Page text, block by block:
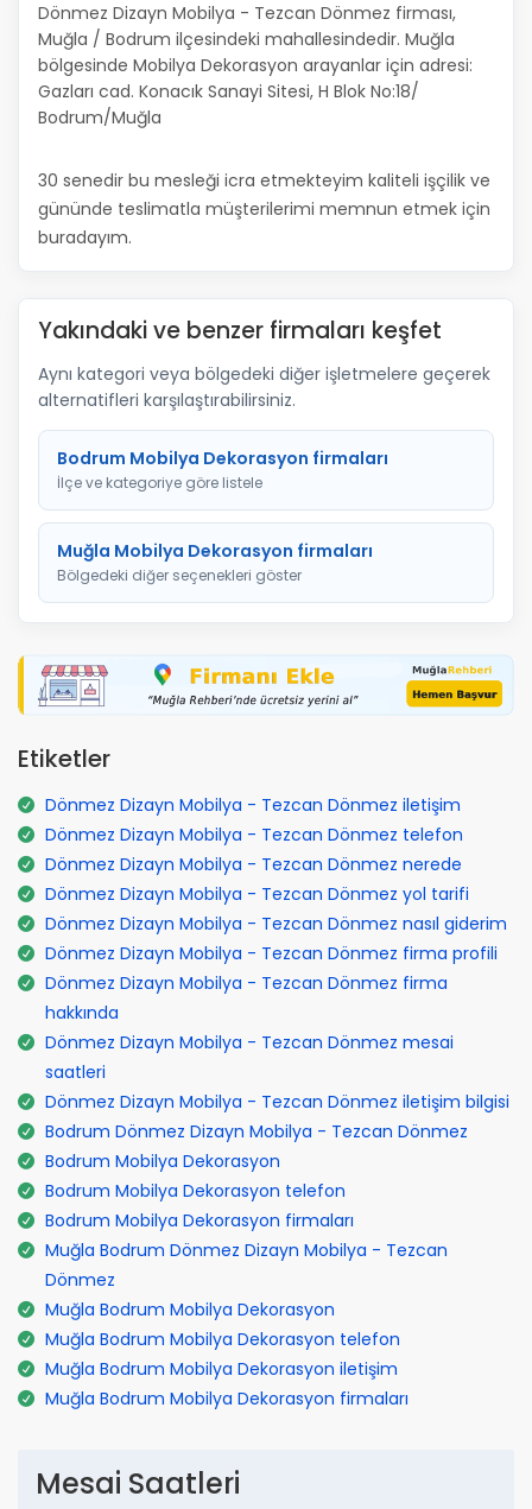
Dönmez Dizayn Mobilya - Tezcan Dönmez firması,
Muğla / Bodrum ilçesindeki mahallesindedir. Muğla
bölgesinde Mobilya Dekorasyon arayanlar için adresi:
Gazları cad. Konacık Sanayi Sitesi, H Blok No:18/
Bodrum/Muğla
30 senedir bu mesleği icra etmekteyim kaliteli işçilik ve
gününde teslimatla müşterilerimi memnun etmek için
buradayım.
Yakındaki ve benzer firmaları keşfet
Aynı kategori veya bölgedeki diğer işletmelere geçerek
alternatifleri karşılaştırabilirsiniz.
Bodrum Mobilya Dekorasyon firmaları
İlçe ve kategoriye göre listele
Muğla Mobilya Dekorasyon firmaları
Bölgedeki diğer seçenekleri göster
Etiketler
Dönmez Dizayn Mobilya - Tezcan Dönmez iletişim
Dönmez Dizayn Mobilya - Tezcan Dönmez telefon
Dönmez Dizayn Mobilya - Tezcan Dönmez nerede
Dönmez Dizayn Mobilya - Tezcan Dönmez yol tarifi
Dönmez Dizayn Mobilya - Tezcan Dönmez nasıl giderim
Dönmez Dizayn Mobilya - Tezcan Dönmez firma profili
Dönmez Dizayn Mobilya - Tezcan Dönmez firma
hakkında
Dönmez Dizayn Mobilya - Tezcan Dönmez mesai
saatleri
Dönmez Dizayn Mobilya - Tezcan Dönmez iletişim bilgisi
Bodrum Dönmez Dizayn Mobilya - Tezcan Dönmez
Bodrum Mobilya Dekorasyon
Bodrum Mobilya Dekorasyon telefon
Bodrum Mobilya Dekorasyon firmaları
Muğla Bodrum Dönmez Dizayn Mobilya - Tezcan
Dönmez
Muğla Bodrum Mobilya Dekorasyon
Muğla Bodrum Mobilya Dekorasyon telefon
Muğla Bodrum Mobilya Dekorasyon iletişim
Muğla Bodrum Mobilya Dekorasyon firmaları
Mesai Saatleri